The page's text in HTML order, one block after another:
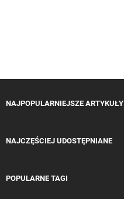
NAJPOPULARNIEJSZE ARTYKUŁY
NAJCZĘŚCIEJ UDOSTĘPNIANE
POPULARNE TAGI